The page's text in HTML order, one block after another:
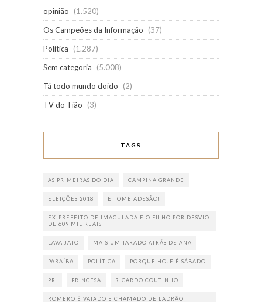
opinião
(1.520)
Os Campeões da Informação
(37)
Política
(1.287)
Sem categoria
(5.008)
Tá todo mundo doido
(2)
TV do Tião
(3)
TAGS
AS PRIMEIRAS DO DIA CAMPINA GRANDE
ELEIÇÕES 2018 E TOME ADESÃO!
EX-PREFEITO DE IMACULADA E O FILHO POR DESVIO
DE 609 MIL REAIS
LAVA JATO MAIS UM TARADO ATRÁS DE ANA
PARAÍBA POLÍTICA PORQUE HOJE É SÁBADO
PR. PRINCESA RICARDO COUTINHO
ROMERO É VAIADO E CHAMADO DE LADRÃO